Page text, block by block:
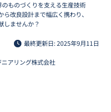
ものづくりを支える生産技術
改良設計まで幅広く携わり、
しませんか？
最終更新日: 2025年9月11日
アリング株式会社